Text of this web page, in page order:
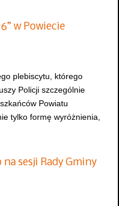
w Powiecie
plebiscytu, którego
Policji szczególnie
Powiatu
tylko formę wyróżnienia,
na sesji Rady Gminy